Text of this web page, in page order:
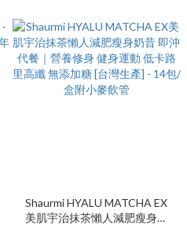
Shaurmi HYALU MATCHA EX
美肌宇治抹茶懶人減肥瘦身奶